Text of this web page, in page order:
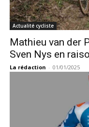
Actualité cycliste
Mathieu van der
Sven Nys en
La rédaction - 01/01/2025